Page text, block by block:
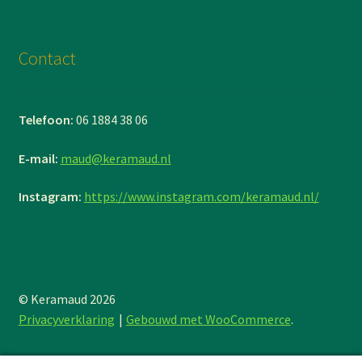
Contact
Telefoon: 06 1884 38 06
E-mail: maud@keramaud.nl
Instagram: https://www.instagram.com/keramaud.nl/
© Keramaud 2026
Privacyverklaring
Gebouwd met WooCommerce.